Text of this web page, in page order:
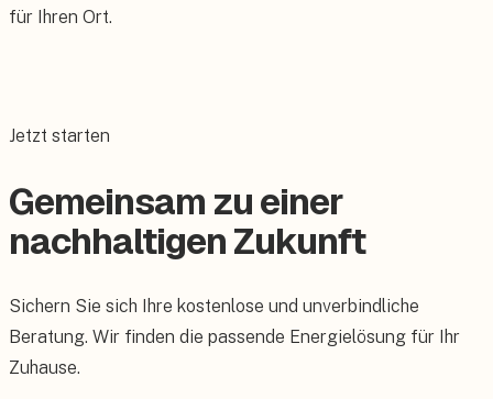
für Ihren Ort.
Jetzt starten
Gemeinsam zu einer
nachhaltigen Zukunft
Sichern Sie sich Ihre kostenlose und unverbindliche
Beratung. Wir finden die passende Energielösung für Ihr
Zuhause.